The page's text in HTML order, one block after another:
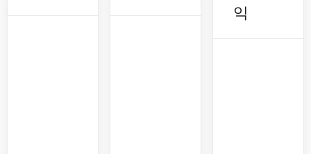
익